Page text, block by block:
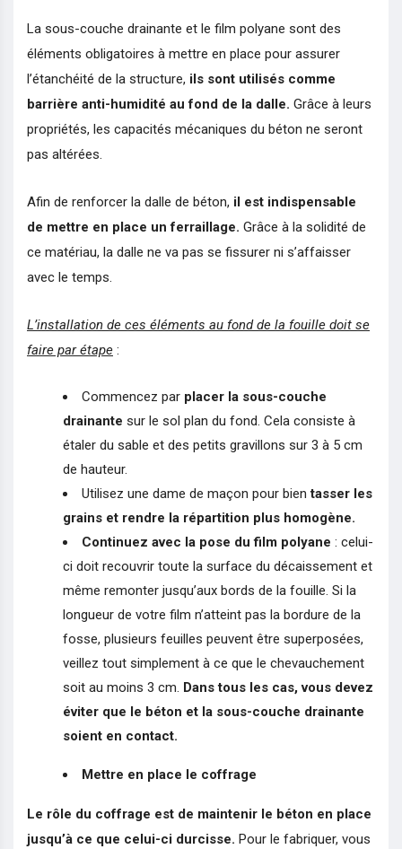
La sous-couche drainante et le film polyane sont des
éléments obligatoires à mettre en place pour assurer
l’étanchéité de la structure, ils sont utilisés comme
barrière anti-humidité au fond de la dalle. Grâce à leurs
propriétés, les capacités mécaniques du béton ne seront
pas altérées.
Afin de renforcer la dalle de béton, il est indispensable
de mettre en place un ferraillage. Grâce à la solidité de
ce matériau, la dalle ne va pas se fissurer ni s’affaisser
avec le temps.
L’installation de ces éléments au fond de la fouille doit se
faire par étape :
Commencez par placer la sous-couche
drainante sur le sol plan du fond. Cela consiste à
étaler du sable et des petits gravillons sur 3 à 5 cm
de hauteur.
Utilisez une dame de maçon pour bientasser les
grains et rendre la répartition plus homogène.
Continuez avec la pose du film polyane : celui-
ci doit recouvrir toute la surface du décaissement et
même remonter jusqu’aux bords de la fouille. Si la
longueur de votre film n’atteint pas la bordure de la
fosse, plusieurs feuilles peuvent être superposées,
veillez tout simplement à ce que le chevauchement
soit au moins 3 cm. Dans tous les cas, vous devez
éviter que le béton et la sous-couche drainante
soient en contact.
Mettre en place le coffrage
Le rôle du coffrage est de maintenir le béton en place
jusqu’à ce que celui-ci durcisse. Pour le fabriquer, vous